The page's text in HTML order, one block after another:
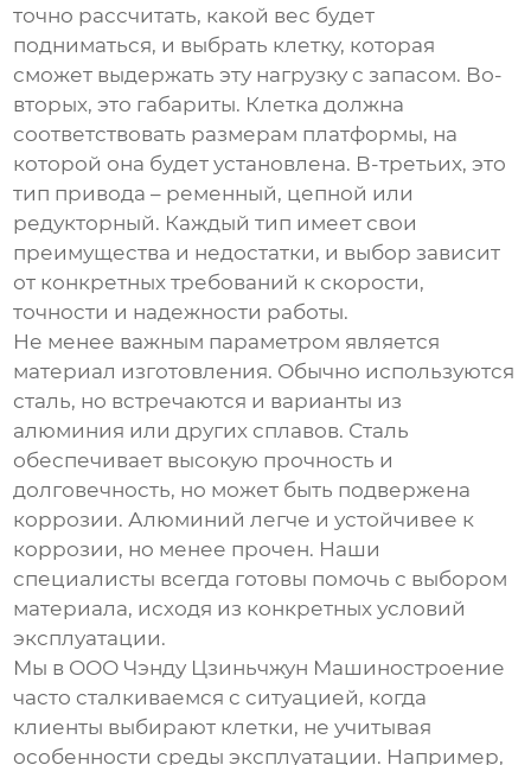
точно рассчитать, какой вес будет
подниматься, и выбрать клетку, которая
сможет выдержать эту нагрузку с запасом. Во-
вторых, это габариты. Клетка должна
соответствовать размерам платформы, на
которой она будет установлена. В-третьих, это
тип привода – ременный, цепной или
редукторный. Каждый тип имеет свои
преимущества и недостатки, и выбор зависит
от конкретных требований к скорости,
точности и надежности работы.
Не менее важным параметром является
материал изготовления. Обычно используются
сталь, но встречаются и варианты из
алюминия или других сплавов. Сталь
обеспечивает высокую прочность и
долговечность, но может быть подвержена
коррозии. Алюминий легче и устойчивее к
коррозии, но менее прочен. Наши
специалисты всегда готовы помочь с выбором
материала, исходя из конкретных условий
эксплуатации.
Мы в ООО Чэнду Цзиньчжун Машиностроение
часто сталкиваемся с ситуацией, когда
клиенты выбирают клетки, не учитывая
особенности среды эксплуатации. Например,